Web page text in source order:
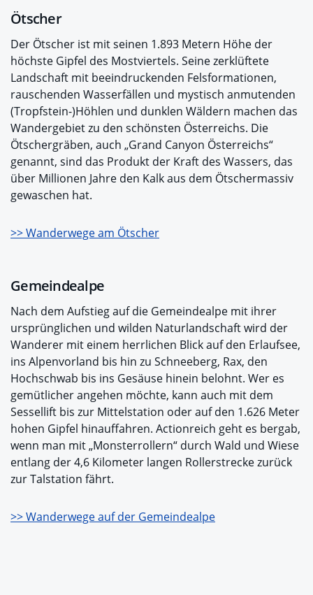
Ötscher
Der Ötscher ist mit seinen 1.893 Metern Höhe der
höchste Gipfel des Mostviertels. Seine zerklüftete
Landschaft mit beeindruckenden Felsformationen,
rauschenden Wasserfällen und mystisch anmutenden
(Tropfstein-)Höhlen und dunklen Wäldern machen das
Wandergebiet zu den schönsten Österreichs. Die
Ötschergräben, auch „Grand Canyon Österreichs“
genannt, sind das Produkt der Kraft des Wassers, das
über Millionen Jahre den Kalk aus dem Ötschermassiv
gewaschen hat.
>> Wanderwege am Ötscher
Gemeindealpe
Nach dem Aufstieg auf die Gemeindealpe mit ihrer
ursprünglichen und wilden Naturlandschaft wird der
Wanderer mit einem herrlichen Blick auf den Erlaufsee,
ins Alpenvorland bis hin zu Schneeberg, Rax, den
Hochschwab bis ins Gesäuse hinein belohnt. Wer es
gemütlicher angehen möchte, kann auch mit dem
Sessellift bis zur Mittelstation oder auf den 1.626 Meter
hohen Gipfel hinauffahren. Actionreich geht es bergab,
wenn man mit „Monsterrollern“ durch Wald und Wiese
entlang der 4,6 Kilometer langen Rollerstrecke zurück
zur Talstation fährt.
>> Wanderwege auf der Gemeindealpe